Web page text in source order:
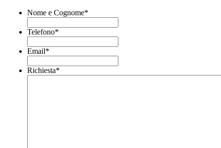
Nome e Cognome*
Telefono*
Email*
Richiesta*